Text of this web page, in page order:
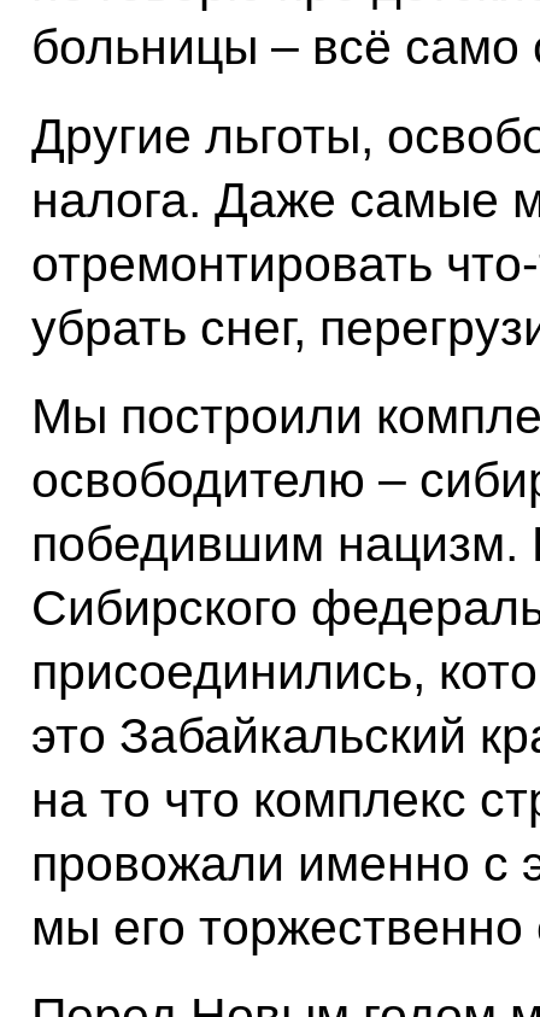
больницы – всё само
Другие льготы,
налога. Даже самые
отремонтировать
убрать снег,
Мы построили
освободителю –
победившим нацизм.
Сибирского
присоединились,
это Забайкальский
на то что комплекс
провожали именно с
мы его торжественно